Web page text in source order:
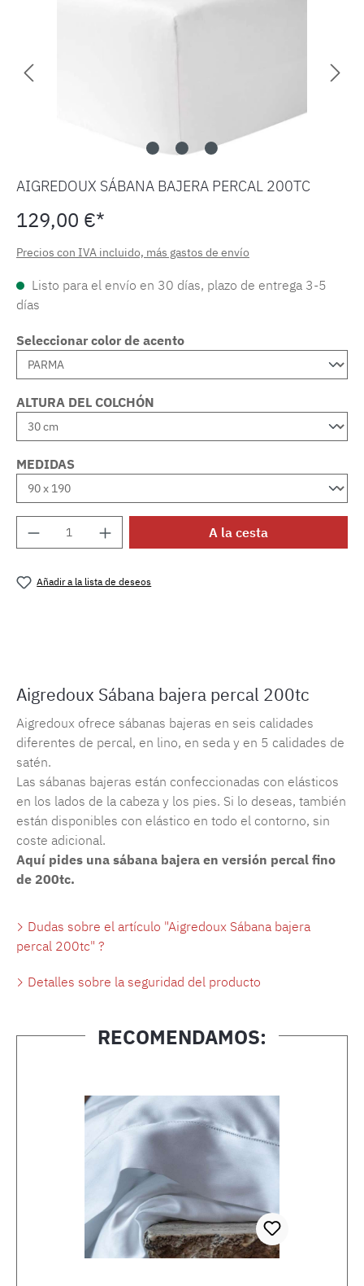
AIGREDOUX SÁBANA BAJERA PERCAL 200TC
129,00 €*
Precios con IVA incluido, más gastos de envío
Listo para el envío en 30 días, plazo de entrega 3-5
días
Seleccionar color de acento
ALTURA DEL COLCHÓN
MEDIDAS
Cantidad del producto: introduce la
A la cesta
Añadir a la lista de deseos
Aigredoux Sábana bajera percal 200tc
Aigredoux ofrece sábanas bajeras en seis calidades
diferentes de percal, en lino, en seda y en 5 calidades de
satén.
Las sábanas bajeras están confeccionadas con elásticos
en los lados de la cabeza y los pies. Si lo deseas, también
están disponibles con elástico en todo el contorno, sin
coste adicional.
Aquí pides una sábana bajera en versión percal fino
de 200tc.
Dudas sobre el artículo "Aigredoux Sábana bajera
percal 200tc" ?
Detalles sobre la seguridad del producto
RECOMENDAMOS: